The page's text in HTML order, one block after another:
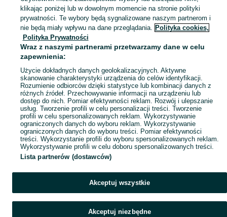
Strona główna Dolnośląskie Wojanów
KATEGORIA
Mapa kategorii
Mapa miejscowości
Mapa ministron
Popularne wyszukiwania
klikając poniżej lub w dowolnym momencie na stronie polityki
prywatności. Te wybory będą sygnalizowane naszym partnerom i
nie będą miały wpływu na dane przeglądania. Polityka cookies,
Polityka Prywatności
Wraz z naszymi partnerami przetwarzamy dane w celu
zapewnienia:
Użycie dokładnych danych geolokalizacyjnych. Aktywne
skanowanie charakterystyki urządzenia do celów identyfikacji.
Rozumienie odbiorców dzięki statystyce lub kombinacji danych z
różnych źródeł. Przechowywanie informacji na urządzeniu lub
dostęp do nich. Pomiar efektywności reklam. Rozwój i ulepszanie
usług. Tworzenie profili w celu personalizacji treści. Tworzenie
profili w celu spersonalizowanych reklam. Wykorzystywanie
ograniczonych danych do wyboru reklam. Wykorzystywanie
ograniczonych danych do wyboru treści. Pomiar efektywności
treści. Wykorzystanie profili do wyboru spersonalizowanych reklam.
Wykorzystywanie profili w celu doboru spersonalizowanych treści.
Lista partnerów (dostawców)
Akceptuj wszystkie
Akceptuj niezbędne